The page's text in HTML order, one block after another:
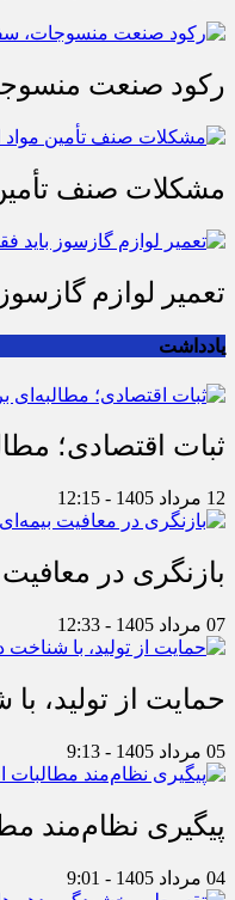
رکود صنعت
مشکلات صنف
تعمیر لوازم
یادداشت
ثبات اقتصادی؛
12 مرداد 1405 - 12:15
بازنگری در
07 مرداد 1405 - 12:33
حمایت از تولید،
05 مرداد 1405 - 9:13
پیگیری نظام‌مند
04 مرداد 1405 - 9:01